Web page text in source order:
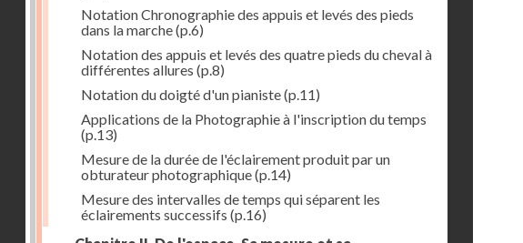
Notation Chronographie des appuis et levés des pieds
dans la marche(p.6)
Notation des appuis et levés des quatre pieds du cheval à
différentes allures (p.8)
Notation du doigté d'un pianiste(p.11)
Applications de la Photographie à l'inscription du temps
(p.13)
Mesure de la durée de l'éclairement produit par un
obturateur photographique(p.14)
Mesure des intervalles de temps qui séparent les
éclairements successifs (p.16)